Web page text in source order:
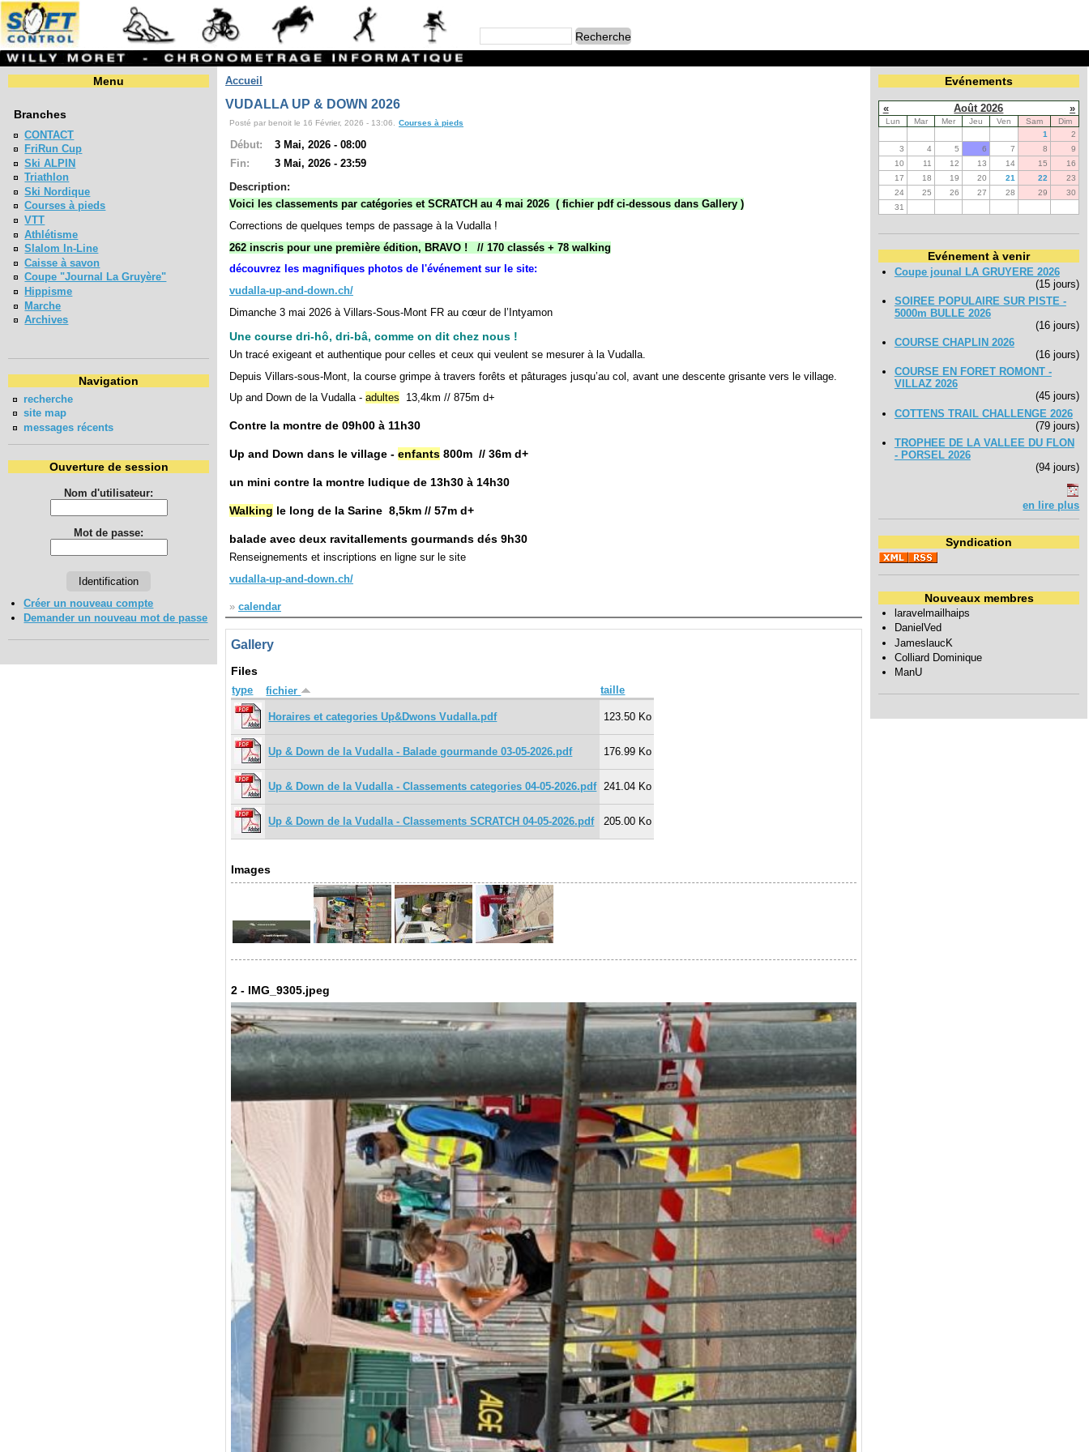
Menu
Branches
CONTACT
FriRun Cup
Ski ALPIN
Triathlon
Ski Nordique
Courses à pieds
VTT
Athlétisme
Slalom In-Line
Caisse à savon
Coupe "Journal La Gruyère"
Hippisme
Marche
Archives
Navigation
recherche
site map
messages récents
Ouverture de session
Nom d'utilisateur:
Mot de passe:
Créer un nouveau compte
Demander un nouveau mot de passe
Accueil
VUDALLA UP & DOWN 2026
Posté par benoit le 16 Février, 2026 - 13:06. Courses à pieds
Début:
3 Mai, 2026 - 08:00
Fin:
3 Mai, 2026 - 23:59
Description:
Voici les classements par catégories et SCRATCH au 4 mai 2026 ( fichier pdf ci-dessous dans Gallery )
Corrections de quelques temps de passage à la Vudalla !
262 inscris pour une première édition, BRAVO ! // 170 classés + 78 walking
découvrez les magnifiques photos de l'événement sur le site:
vudalla-up-and-down.ch/
Dimanche 3 mai 2026 à Villars-Sous-Mont FR au cœur de l’Intyamon
Une course dri-hô, dri-bâ, comme on dit chez nous !
Un tracé exigeant et authentique pour celles et ceux qui veulent se mesurer à la Vudalla.
Depuis Villars-sous-Mont, la course grimpe à travers forêts et pâturages jusqu’au col, avant une descente grisante vers le village.
Up and Down de la Vudalla - adultes 13,4km // 875m d+
Contre la montre de 09h00 à 11h30
Up and Down dans le village - enfants 800m // 36m d+
un mini contre la montre ludique de 13h30 à 14h30
Walking le long de la Sarine 8,5km // 57m d+
balade avec deux ravitallements gourmands dés 9h30
Renseignements et inscriptions en ligne sur le site
vudalla-up-and-down.ch/
» calendar
Gallery
Files
type fichier taille
Horaires et categories Up&Dwons Vudalla.pdf 123.50 Ko
Up & Down de la Vudalla - Balade gourmande 03-05-2026.pdf 176.99 Ko
Up & Down de la Vudalla - Classements categories 04-05-2026.pdf 241.04 Ko
Up & Down de la Vudalla - Classements SCRATCH 04-05-2026.pdf 205.00 Ko
Images
2 - IMG_9305.jpeg
Evénements
« Août 2026 »
Lun Mar Mer Jeu Ven Sam
Dim
1
2
3
4 5 6 7 8
9
10
11 12 13 14 15
16
17
18 19 20 21 22
23
24
25 26 27 28 29
30
31
Evénement à venir
Coupe jounal LA GRUYERE 2026
(15 jours)
SOIREE POPULAIRE SUR PISTE -
5000m BULLE 2026
(16 jours)
COURSE CHAPLIN 2026
(16 jours)
COURSE EN FORET ROMONT -
VILLAZ 2026
(45 jours)
COTTENS TRAIL CHALLENGE 2026
(79 jours)
TROPHEE DE LA VALLEE DU FLON
- PORSEL 2026
(94 jours)
en lire plus
Syndication
Nouveaux membres
laravelmailhaips
DanielVed
JameslaucK
Colliard Dominique
ManU